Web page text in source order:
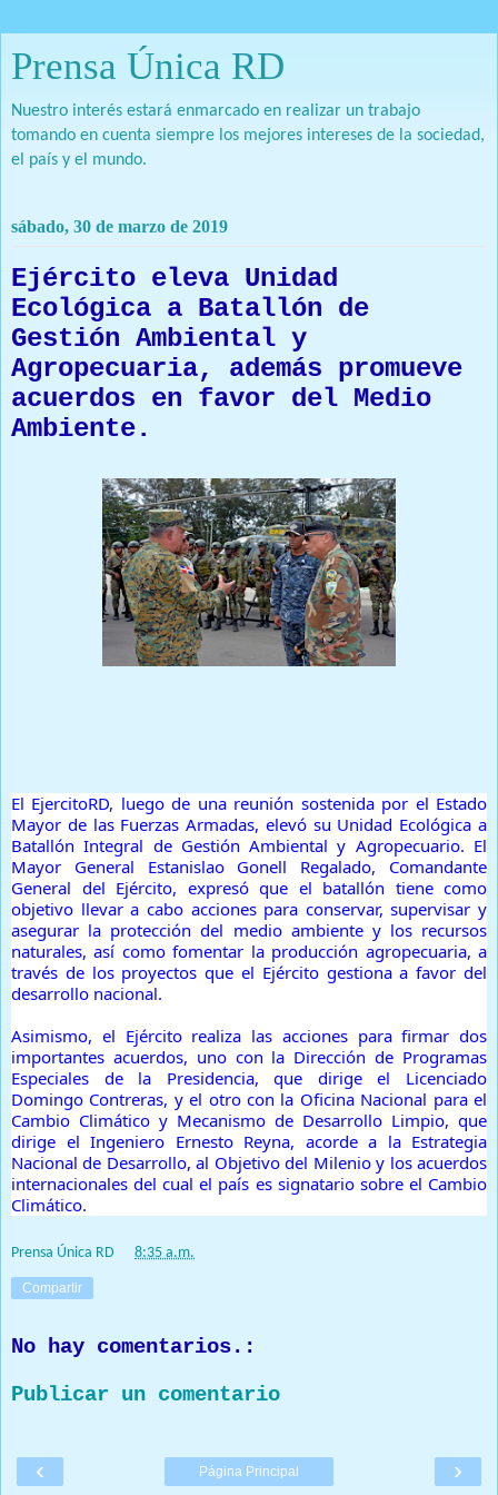
Prensa Única RD
Nuestro interés estará enmarcado en realizar un trabajo
tomando en cuenta siempre los mejores intereses de la sociedad,
el país y el mundo.
sábado, 30 de marzo de 2019
Ejército eleva Unidad
Ecológica a Batallón de
Gestión Ambiental y
Agropecuaria, además promueve
acuerdos en favor del Medio
Ambiente.
El EjercitoRD, luego de una reunión sostenida por el Estado
Mayor de las Fuerzas Armadas, elevó su Unidad Ecológica a
Batallón Integral de Gestión Ambiental y Agropecuario. El
Mayor General Estanislao Gonell Regalado, Comandante
General del Ejército, expresó que el batallón tiene como
objetivo llevar a cabo acciones para conservar, supervisar y
asegurar la protección del medio ambiente y los recursos
naturales, así como fomentar la producción agropecuaria, a
través de los proyectos que el Ejército gestiona a favor del
desarrollo nacional.
Asimismo, el Ejército realiza las acciones para firmar dos
importantes acuerdos, uno con la Dirección de Programas
Especiales de la Presidencia, que dirige el Licenciado
Domingo Contreras, y el otro con la Oficina Nacional para el
Cambio Climático y Mecanismo de Desarrollo Limpio, que
dirige el Ingeniero Ernesto Reyna, acorde a la Estrategia
Nacional de Desarrollo, al Objetivo del Milenio y los acuerdos
internacionales del cual el país es signatario sobre el Cambio
Climático.
Prensa Única RD 8:35 a.m.
Compartir
No hay comentarios.:
Publicar un comentario
‹ ›
Página Principal